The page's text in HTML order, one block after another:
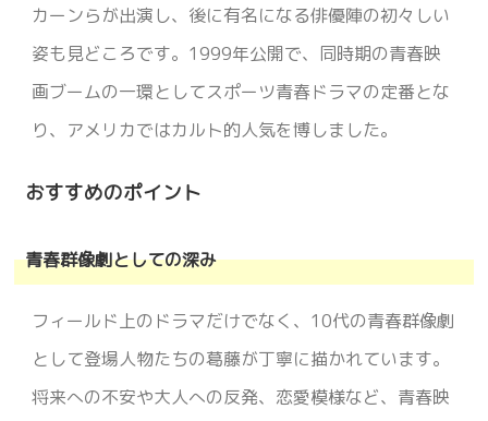
カーンらが出演し、後に有名になる俳優陣の初々しい
姿も見どころです。1999年公開で、同時期の青春映
画ブームの一環としてスポーツ青春ドラマの定番とな
り、アメリカではカルト的人気を博しました。
おすすめのポイント
青春群像劇としての深み
フィールド上のドラマだけでなく、10代の青春群像劇
として登場人物たちの葛藤が丁寧に描かれています。
将来への不安や大人への反発、恋愛模様など、青春映